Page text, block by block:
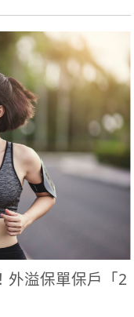
外溢保單保戶「2